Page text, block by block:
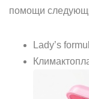
помощи
Lady’s